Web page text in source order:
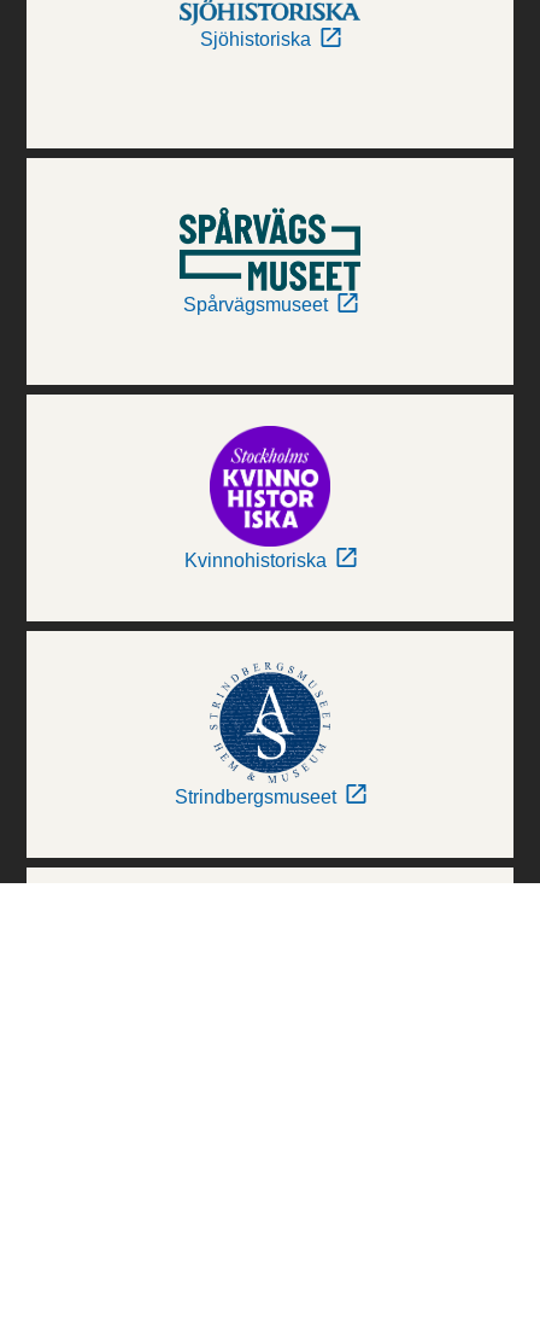
Sjöhistoriska
Spårvägsmuseet
Kvinnohistoriska
Strindbergsmuseet